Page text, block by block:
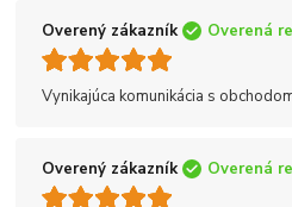
Overený zákazník Overená
Vynikajúca komunikácia s
Overený zákazník Overená